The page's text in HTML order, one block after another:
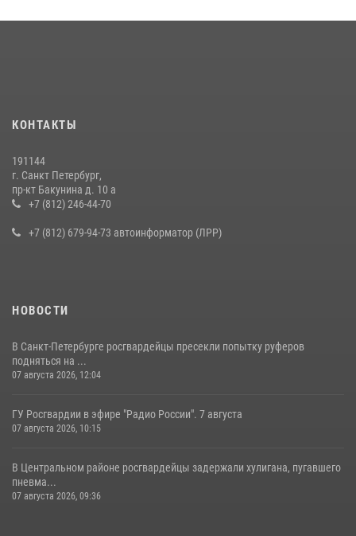
КОНТАКТЫ
191144
г. Санкт Петербург,
пр-кт Бакунина д. 10 а
+7 (812) 246-44-70
+7 (812) 679-94-73 автоинформатор (ЛРР)
НОВОСТИ
В Санкт-Петербурге росгвардейцы пресекли попытку руферов
подняться на ...
07 августа 2026, 12:04
ГУ Росгвардии в эфире "Радио России". 7 августа
07 августа 2026, 10:15
В Центральном районе росгвардейцы задержали хулигана, пугавшего
пневма...
07 августа 2026, 09:36